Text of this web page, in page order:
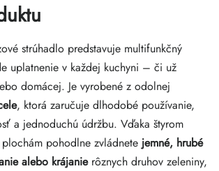
strúhadlo predstavuje multifunkčný
uplatnenie v každej kuchyni – či už
domácej. Je vyrobené z odolnej
, ktorá zaručuje dlhodobé používanie,
a jednoduchú údržbu. Vďaka štyrom
pohodlne zvládnete jemné, hrubé
alebo krájanierôznych druhov zeleniny,